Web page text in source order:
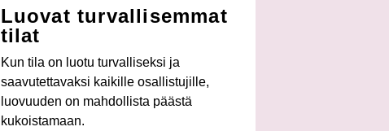
Luovat turvallisemmat
tilat
Kun tila on luotu turvalliseksi ja
saavutettavaksi kaikille osallistujille,
luovuuden on mahdollista päästä
kukoistamaan.